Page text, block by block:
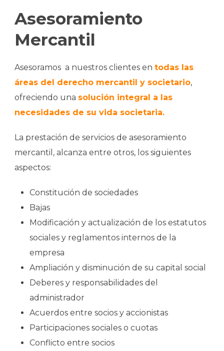
Asesoramiento
Mercantil
Asesoramos a nuestros clientes en todas las
áreas del derecho mercantil y societario,
ofreciendo una solución integral a las
necesidades de su vida societaria.
La prestación de servicios de asesoramiento
mercantil, alcanza entre otros, los siguientes
aspectos:
Constitución de sociedades
Bajas
Modificación y actualización de los estatutos
sociales y reglamentos internos de la
empresa
Ampliación y disminución de su capital social
Deberes y responsabilidades del
administrador
Acuerdos entre socios y accionistas
Participaciones sociales o cuotas
Conflicto entre socios